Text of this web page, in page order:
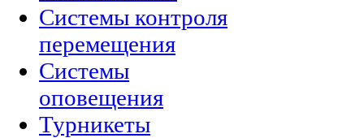
Системы контроля
перемещения
Системы
оповещения
Турникеты